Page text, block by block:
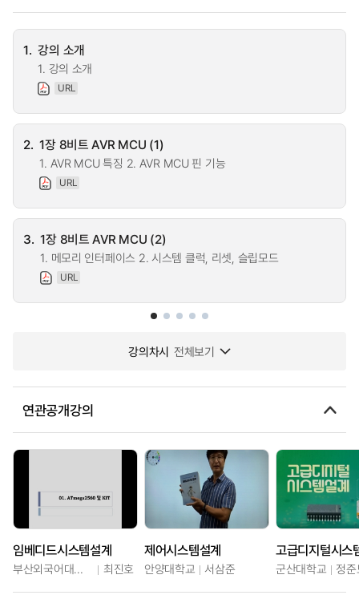
1. 강의 소개
1. 강의 소개
URL
2. 1장 8비트 AVR MCU (1)
1. AVR MCU 특징 2. AVR MCU 핀 기능
URL
3. 1장 8비트 AVR MCU (2)
1. 메모리 인터페이스 2. 시스템 클럭, 리셋, 슬립모드
URL
강의차시 전체보기
연관공개강의
임베디드시스템설계
부산외국어대학교 최진호
제어시스템설계
안양대학교 서삼준
고급디지털시스
군산대학교 정